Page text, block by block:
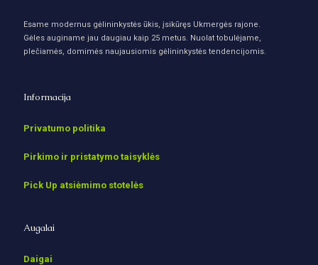
Esame modernus gėlininkystės ūkis, įsikūręs Ukmergės rajone.
Gėles auginame jau daugiau kaip 25 metus. Nuolat tobulėjame,
plečiamės, domimės naujausiomis gėlininkystės tendencijomis.
Informacija
Privatumo politika
Pirkimo ir pristatymo taisyklės
Pick Up atsiėmimo stotelės
Augalai
Daigai